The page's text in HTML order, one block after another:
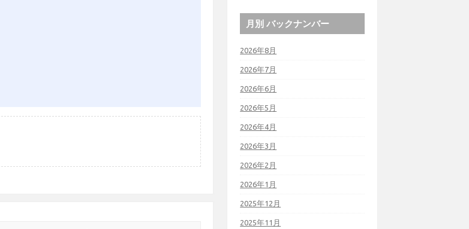
月別 バックナンバー
2026年8月
2026年7月
2026年6月
2026年5月
2026年4月
2026年3月
2026年2月
2026年1月
2025年12月
2025年11月